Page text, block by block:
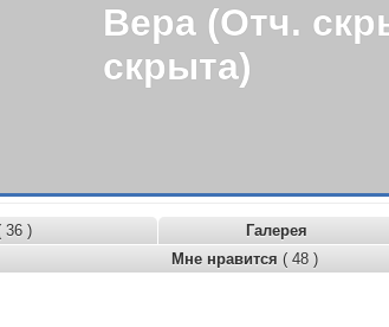
Вера (Отч.
скрыта)
36 ) Галерея
Мне нравится ( 48 )